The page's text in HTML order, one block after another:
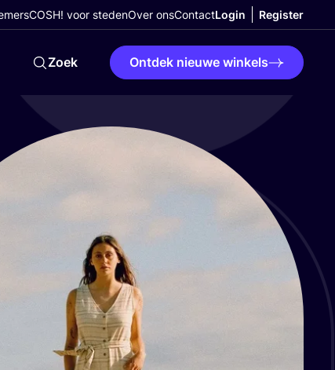
COSH! voor stedenOver onsContactLogin Register
Zoek Ontdek nieuwe winkels